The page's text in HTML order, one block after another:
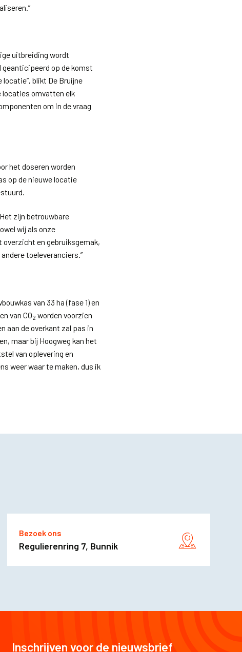
uitbreiding wordt
geanticipeerd op de komst
locatie”, blikt De Bruijne
locaties omvatten elk
om in de vraag
het doseren worden
op de nieuwe locatie
zijn betrouwbare
wij als onze
overzicht en gebruiksgemak,
toeleveranciers.”
van 33 ha (fase 1) en
van CO2 worden voorzien
aan de overkant zal pas in
maar bij Hoogweg kan het
van oplevering en
weer waar te maken, dus ik
Bezoek ons
Regulierenring 7, Bunnik
Inschrijven voor de nieuwsbrief